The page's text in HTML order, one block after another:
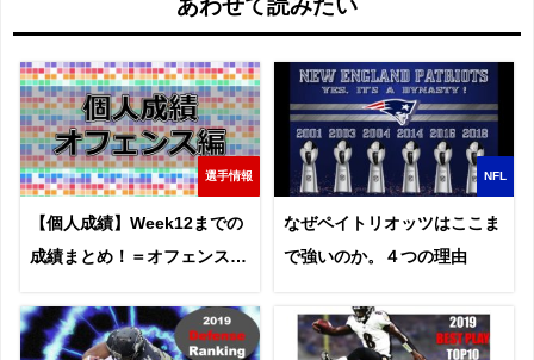
あわせて読みたい
選手情報
【個人成績】Week12までの
成績まとめ！＝オフェンス編
NFL
なぜペイトリオッツはここま
で強いのか。４つの理由